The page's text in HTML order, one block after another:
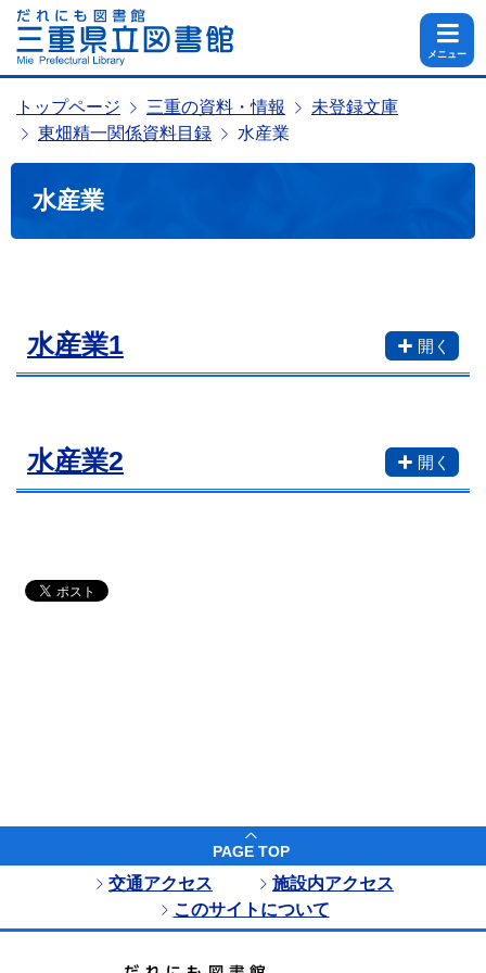
メニュー
トップページ 三重の資料・情報
未登録文庫
東畑精一関係資料目録
水産業
水産業
水産業1
水産業2
PAGE TOP
交通アクセス
施設内アクセス
このサイトについて